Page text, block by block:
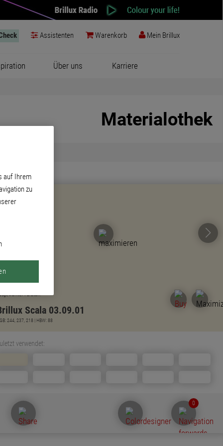
Assistenten Warenkorb Mein Brillux
Über uns Karriere
Materialothek
Farbton:
Scala 03.09.01
244, 237, 218 | HBW: 88
verwendet:
0
auf Ihrem
zu